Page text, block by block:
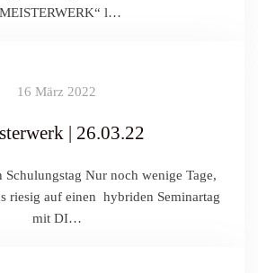
l…
16 März 2022
| 26.03.22
Nur noch wenige Tage,
riesig auf einen hybriden Seminartag
mit DI…